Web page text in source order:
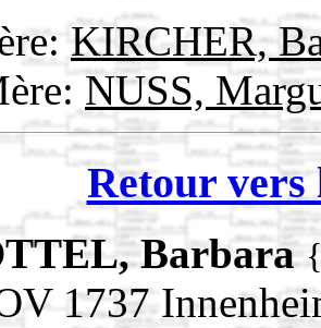
KIRCHER,
NUSS,
Retour vers
Barbara
1737